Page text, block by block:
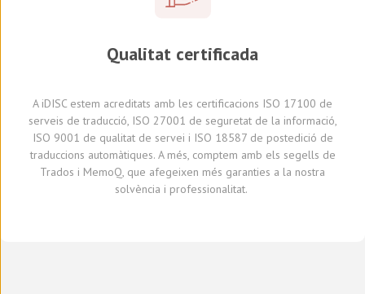
Qualitat certificada
A iDISC estem acreditats amb les certificacions ISO 17100 de
serveis de traducció, ISO 27001 de seguretat de la informació,
ISO 9001 de qualitat de servei i ISO 18587 de postedició de
traduccions automàtiques. A més, comptem amb els segells de
Trados i MemoQ , que afegeixen més garanties a la nostra
solvència i professionalitat.